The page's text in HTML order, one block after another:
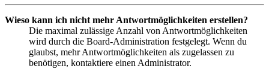
Wieso kann ich nicht mehr Antwortmöglichkeiten erstellen?
Die maximal zulässige Anzahl von Antwortmöglichkeiten
wird durch die Board-Administration festgelegt. Wenn du
glaubst, mehr Antwortmöglichkeiten als zugelassen zu
benötigen, kontaktiere einen Administrator.